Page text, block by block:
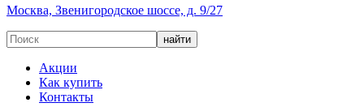
Москва, Звенигородское шоссе, д. 9/27
Акции
Как купить
Контакты